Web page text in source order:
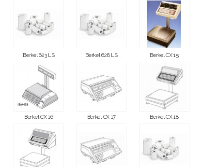
Berkel 623 LS Berkel 628 LS Berkel CX 15
Berkel CX 16 Berkel CX 17 Berkel CX 18